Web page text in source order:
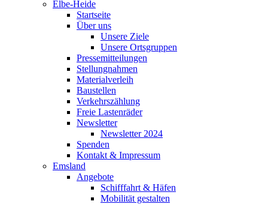
Elbe-Heide
Startseite
Über uns
Unsere Ziele
Unsere Ortsgruppen
Pressemitteilungen
Stellungnahmen
Materialverleih
Baustellen
Verkehrszählung
Freie Lastenräder
Newsletter
Newsletter 2024
Spenden
Kontakt & Impressum
Emsland
Angebote
Schifffahrt & Häfen
Mobilität gestalten